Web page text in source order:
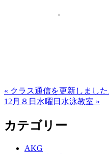
« クラス通信を更新しました
12月８日水曜日水泳教室 »
カテゴリー
AKG